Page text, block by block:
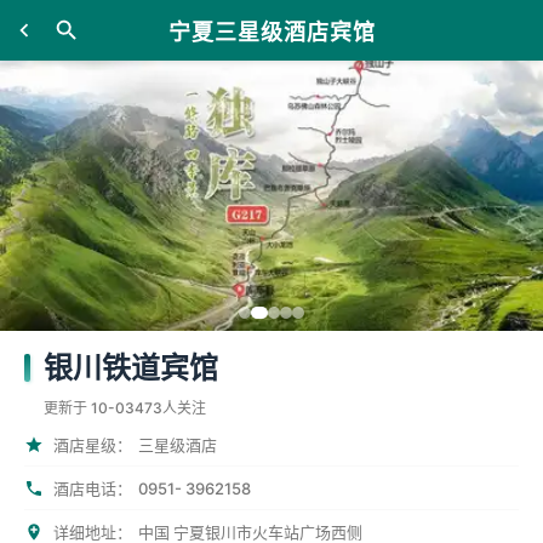
宁夏三星级酒店宾馆
银川铁道宾馆
更新于 10-03473人关注
酒店星级： 三星级酒店
酒店电话： 0951- 3962158
详细地址： 中国 宁夏银川市火车站广场西侧